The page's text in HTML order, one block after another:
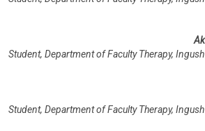
Student, Department of Faculty Therapy,
Student, Department of Faculty Therapy,